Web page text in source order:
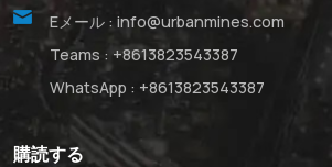
Eメール : info@urbanmines.com
Teams : +8613823543387
WhatsApp : +8613823543387
購読する